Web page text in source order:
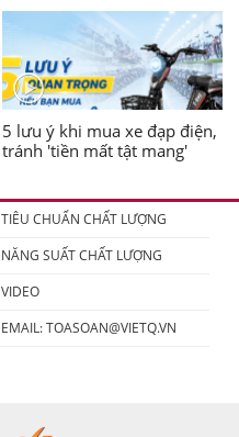
5 lưu ý khi mua xe đạp điện,
tránh 'tiền mất tật mang'
TIÊU CHUẨN CHẤT LƯỢNG
NĂNG SUẤT CHẤT LƯỢNG
VIDEO
EMAIL:TOASOAN@VIETQ.VN